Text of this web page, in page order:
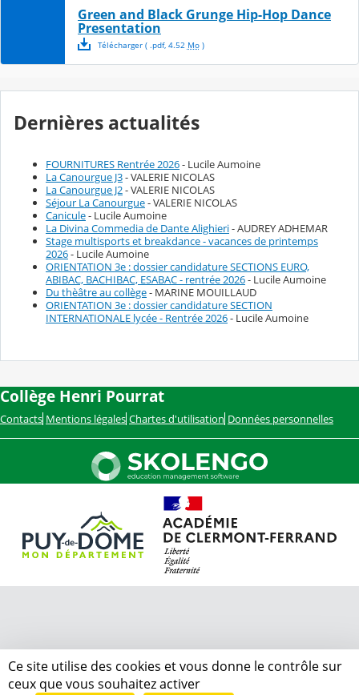
Green and Black Grunge Hip-Hop Dance
Presentation
Télécharger( .pdf, 4.52 Mo)
Dernières actualités
FOURNITURES Rentrée 2026- Lucile Aumoine
La Canourgue J3- VALERIE NICOLAS
La Canourgue J2- VALERIE NICOLAS
Séjour La Canourgue- VALERIE NICOLAS
Canicule- Lucile Aumoine
La Divina Commedia de Dante Alighieri- AUDREY ADHEMAR
Stage multisports et breakdance - vacances de printemps
2026- Lucile Aumoine
ORIENTATION 3e : dossier candidature SECTIONS EURO,
ABIBAC, BACHIBAC, ESABAC - rentrée 2026- Lucile Aumoine
Du thèâtre au collège- MARINE MOUILLAUD
ORIENTATION 3e : dossier candidature SECTION
INTERNATIONALE lycée - Rentrée 2026- Lucile Aumoine
Collège Henri Pourrat
Contacts Mentions légales Chartes d'utilisation Données personnelles
Ce site utilise des cookies et vous donne le contrôle sur
ceux que vous souhaitez activer